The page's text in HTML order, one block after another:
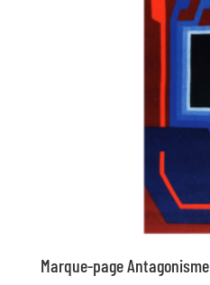
Marque-page Antagonisme